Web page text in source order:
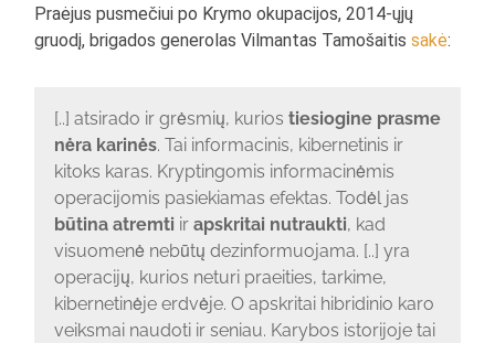
Praėjus pusmečiui po Krymo okupacijos, 2014-ųjų
gruodį, brigados generolas Vilmantas Tamošaitissakė:
[..] atsirado ir grėsmių, kurios tiesiogine prasme
nėra karinės. Tai informacinis, kibernetinis ir
kitoks karas. Kryptingomis informacinėmis
operacijomis pasiekiamas efektas. Todėl jas
būtina atremti ir apskritai nutraukti, kad
visuomenė nebūtų dezinformuojama. [..] yra
operacijų, kurios neturi praeities, tarkime,
kibernetinėje erdvėje. O apskritai hibridinio karo
veiksmai naudoti ir seniau. Karybos istorijoje tai